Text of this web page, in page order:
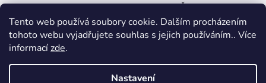
Tento web používá soubory cookie. Dalším procházením
tohoto webu vyjadřujete souhlas s jejich používáním.. Více
informacízde.
Nastavení
Provozovatel e-shopu: Hilby CZ s.r.o., IČ: 27467317, se
sídlem Soukenická 2082/7,11000 Praha 1 – Nové
Město.
Společnost je zapsána u Městského soudu v Praze -